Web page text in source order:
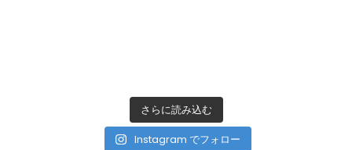
さらに読み込む
Instagram でフォロー